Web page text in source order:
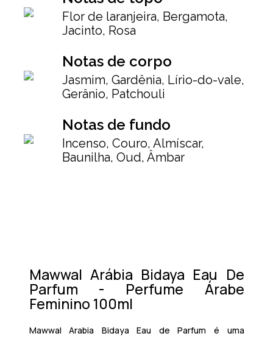
Flor de laranjeira, Bergamota,
Jacinto, Rosa
Notas de corpo
Jasmim, Gardênia, Lírio-do-vale,
Gerânio, Patchouli
Notas de fundo
Incenso, Couro, Almíscar,
Baunilha, Oud, Âmbar
Mawwal Arábia Bidaya Eau De
Parfum - Perfume Árabe
Feminino 100ml
Mawwal Arabia Bidaya Eau de Parfum é uma